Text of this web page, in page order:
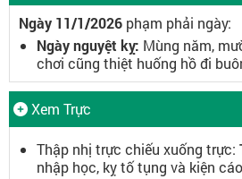
Ngày 11/1/2026 phạm phải ngày:
Ngày nguyệt kỵ: Mùng năm,
chơi cũng thiệt huống hồ đi
Xem Trực
Thập nhị trực chiếu xuống trực:
nhập học, kỵ tố tụng và kiện